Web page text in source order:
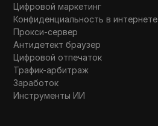
Цифровой маркетинг
Конфиденциальность в интернете
Прокси-сервер
Антидетект браузер
Цифровой отпечаток
Трафик-арбитраж
Заработок
Инструменты ИИ